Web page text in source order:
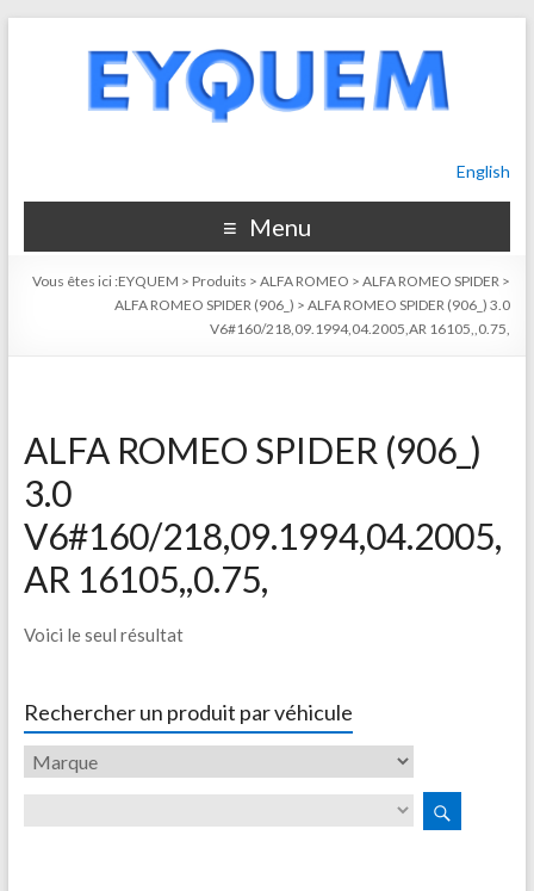
English
Menu
Vous êtes ici :EYQUEM > Produits >ALFA ROMEO >ALFA ROMEO SPIDER >
ALFA ROMEO SPIDER (906_) >ALFA ROMEO SPIDER (906_) 3.0
V6#160/218,09.1994,04.2005,AR 16105,,0.75,
ALFA ROMEO SPIDER (906_)
3.0
V6#160/218,09.1994,04.2005,
AR 16105,,0.75,
Voici le seul résultat
Rechercher un produit par véhicule